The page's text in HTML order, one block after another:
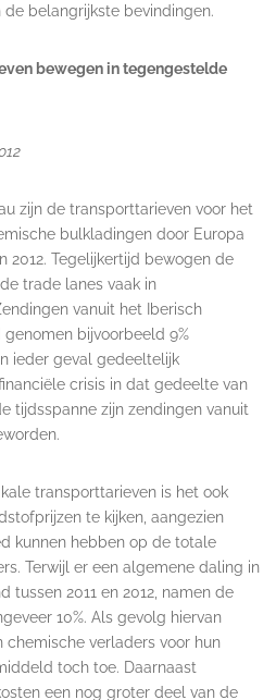
de belangrijkste bevindingen.
bewegen in tegengestelde
zijn de transporttarieven voor het
bulkladingen door Europa
2012. Tegelijkertijd bewogen de
trade lanes vaak in
vanuit het Iberisch
bijvoorbeeld 9%
ieder geval gedeeltelijk
crisis in dat gedeelte van
tijdsspanne zijn zendingen vanuit
transporttarieven is het ook
te kijken, aangezien
kunnen hebben op de totale
Terwijl er een algemene daling in
tussen 2011 en 2012, namen de
10%. Als gevolg hiervan
verladers voor hun
toch toe. Daarnaast
een nog groter deel van de